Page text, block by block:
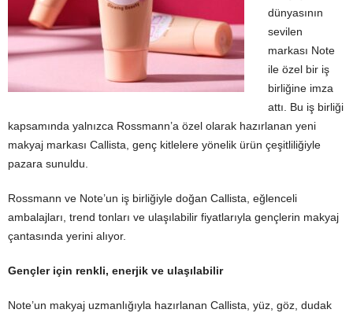
dünyasının
sevilen
markası Note
ile özel bir iş
birliğine imza
attı. Bu iş birliği
kapsamında yalnızca Rossmann’a özel olarak hazırlanan yeni
makyaj markası Callista, genç kitlelere yönelik ürün çeşitliliğiyle
pazara sunuldu.
Rossmann ve Note’un iş birliğiyle doğan Callista, eğlenceli
ambalajları, trend tonları ve ulaşılabilir fiyatlarıyla gençlerin makyaj
çantasında yerini alıyor.
Gençler için renkli, enerjik ve ulaşılabilir
Note’un makyaj uzmanlığıyla hazırlanan Callista, yüz, göz, dudak